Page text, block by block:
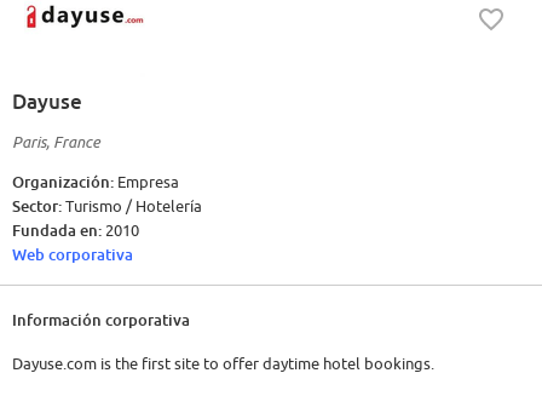
Dayuse
Paris, France
Organización: Empresa
Sector:Turismo / Hotelería
Fundada en: 2010
Web corporativa
Información corporativa
Dayuse.com is the first site to offer daytime hotel bookings.